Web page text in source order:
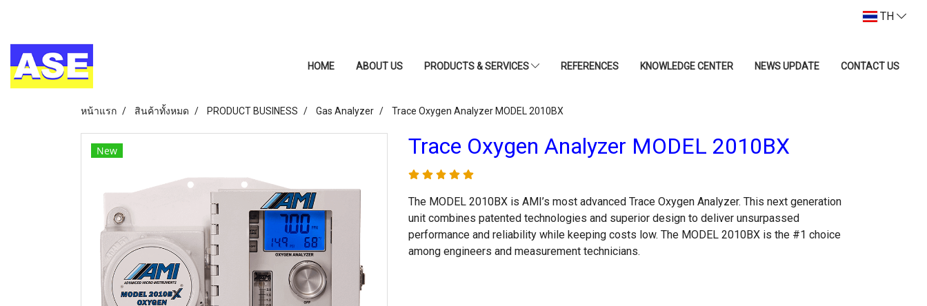
TH
HOME ABOUT US PRODUCTS & SERVICES REFERENCES KNOWLEDGE CENTER NEWS UPDATE CONTACT US
หน้าแรก สินค้าทั้งหมด PRODUCT BUSINESS Gas Analyzer Trace Oxygen Analyzer MODEL 2010BX
New Trace Oxygen Analyzer MODEL 2010BX
The MODEL 2010BX is AMI’s most advanced Trace Oxygen Analyzer. This next generation
unit combines patented technologies and superior design to deliver unsurpassed
performance and reliability while keeping costs low. The MODEL 2010BX is the #1 choice
among engineers and measurement technicians.